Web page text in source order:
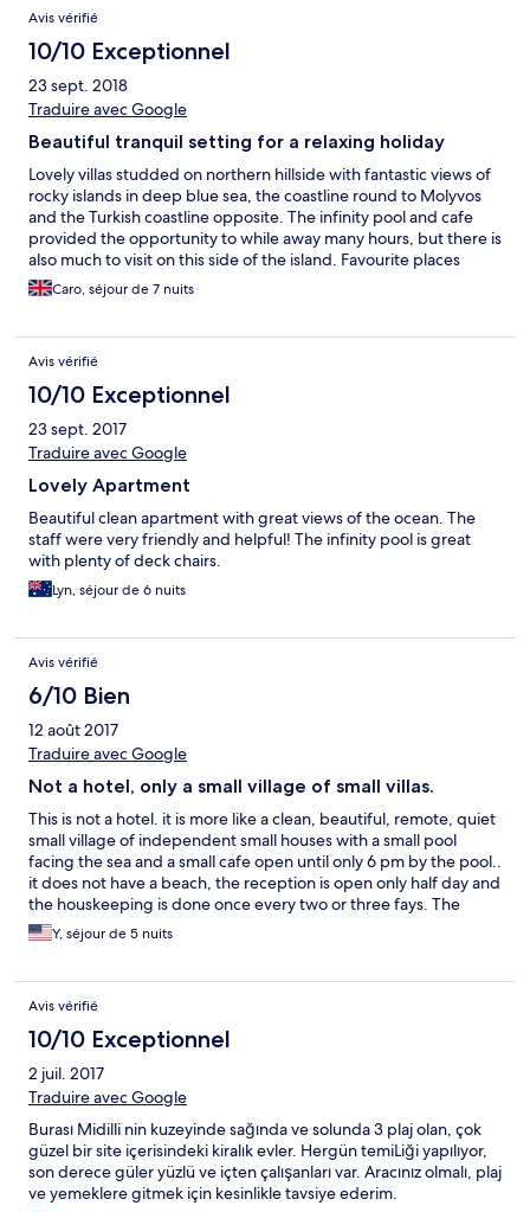
Avis vérifié
10/10 Exceptionnel
23 sept. 2018
Traduire avec Google
Beautiful tranquil setting for a relaxing holiday
Lovely villas studded on northern hillside with fantastic views of
rocky islands in deep blue sea, the coastline round to Molyvos
and the Turkish coastline opposite. The infinity pool and cafe
provided the opportunity to while away many hours, but there is
also much to visit on this side of the island. Favourite places
included Molyvos itself, less than half an hour away, and Skala
Sikamania, a long drive with beautiful views from the mountain
Ampelia (nearby) and as an overall town and beach experience I
really liked Skala Erossou. That is a trek but we combined with
visit to Sigri and the Natural History Museum of Lesvos Petrified
Forest (note that the actual forest is currently inaccessible, but
the museum was really interesting). Note that the cafe doesn’t
offer meals in the evening so the options are to cook and eat on
nearby Petra or Anaxos - both a drive away. Finally, we found all
the staff really welcoming and helpful. Would definitely
recommend.
Caro, séjour de 7 nuits
Avis vérifié
10/10 Exceptionnel
23 sept. 2017
Traduire avec Google
Lovely Apartment
Beautiful clean apartment with great views of the ocean. The
staff were very friendly and helpful! The infinity pool is great
with plenty of deck chairs.
Lyn, séjour de 6 nuits
Avis vérifié
6/10 Bien
12 août 2017
Traduire avec Google
Not a hotel, only a small village of small villas.
This is not a hotel. it is more like a clean, beautiful, remote, quiet
small village of independent small houses with a small pool
facing the sea and a small cafe open until only 6 pm by the pool..
it does not have a beach, the reception is open only half day and
the houskeeping is done once every two or three fays. The
sleeping wuality is good. The rooms are fairly normal with a very
good construction qualoty. The airconditioning is provided by
insolate one room from yhe other as all windows and doors have
to be shut in order for the whole apartment to cool. The view
from the rooms is astonishing day and night. You cannot ho
anywhere without a car not even reach this village by any other
means. Don't go to litle bird if you like hotels. Choose little bird
only if you like remote houses. I could eventually return one day
but not doon. With a small adaptation though tis place can
become much more convincing.
Y, séjour de 5 nuits
Avis vérifié
10/10 Exceptionnel
2 juil. 2017
Traduire avec Google
Burası Midilli nin kuzeyinde sağında ve solunda 3 plaj olan, çok
güzel bir site içerisindeki kiralık evler. Hergün temiLiği yapılıyor,
son derece güler yüzlü ve içten çalışanları var. Aracınız olmalı, plaj
ve yemeklere gitmek için kesinlikle tavsiye ederim.